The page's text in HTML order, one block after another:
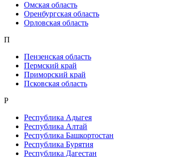
Омская область
Оренбургская область
Орловская область
П
Пензенская область
Пермский край
Приморский край
Псковская область
Р
Республика Адыгея
Республика Алтай
Республика Башкортостан
Республика Бурятия
Республика Дагестан